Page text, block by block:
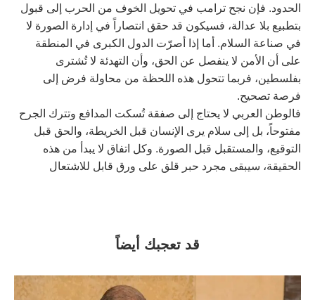
الحدود. فإن نجح ترامب في تحويل الخوف من الحرب إلى قبول
بتطبيع بلا عدالة، فسيكون قد حقق انتصاراً في إدارة الصورة لا
في صناعة السلام. أما إذا أصرّت الدول الكبرى في المنطقة
على أن الأمن لا ينفصل عن الحق، وأن التهدئة لا تُشترى
بفلسطين، فربما تتحول هذه اللحظة من محاولة فرض إلى
فرصة تصحيح.
فالوطن العربي لا يحتاج إلى صفقة تُسكت المدافع وتترك الجرح
مفتوحاً، بل إلى سلام يرى الإنسان قبل الخريطة، والحق قبل
التوقيع، والمستقبل قبل الصورة. وكل اتفاق لا يبدأ من هذه
الحقيقة، سيبقى مجرد حبر قلق على ورق قابل للاشتعال
قد تعجبك أيضاً